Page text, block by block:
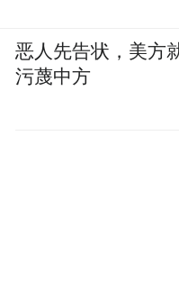
恶人先告状，美方
污蔑中方